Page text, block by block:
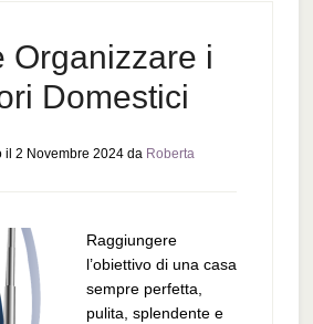
Organizzare i
Domestici
2 Novembre 2024da Roberta
Raggiungere
l’obiettivo di una casa
sempre perfetta,
pulita, splendente e